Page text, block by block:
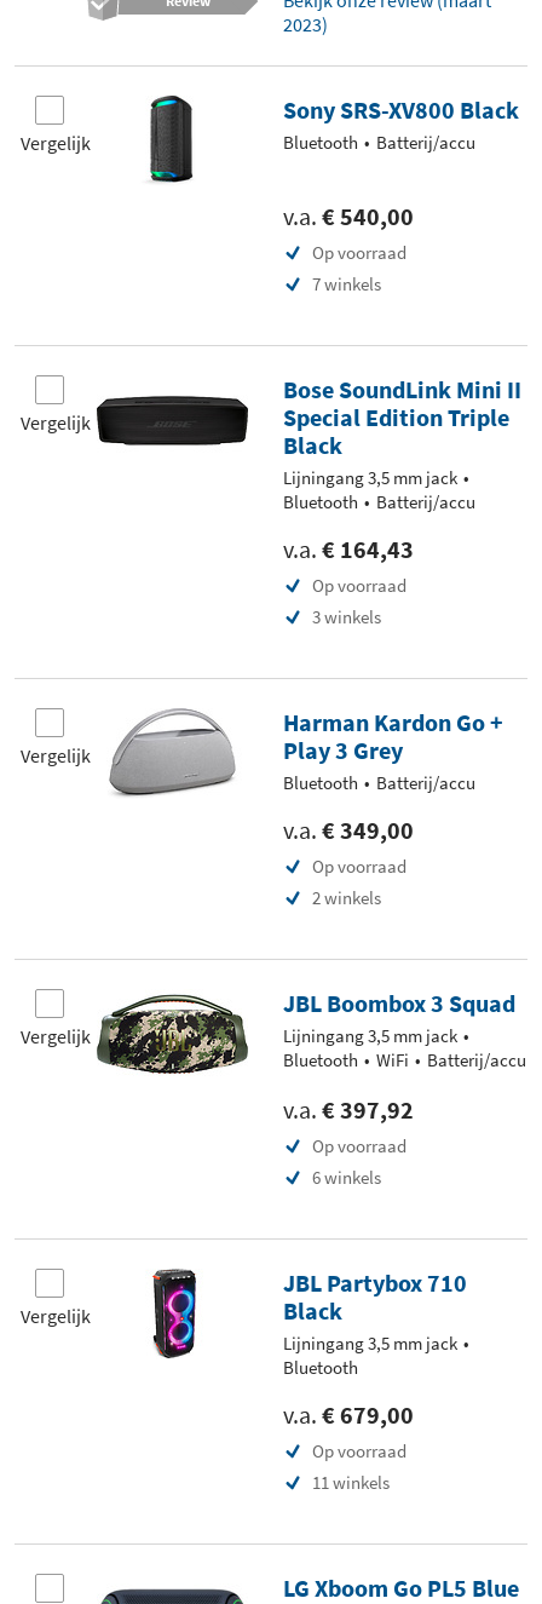
2023)
Vergelijk
Sony SRS-XV800 Black
Bluetooth Batterij/accu
v.a. € 540,00
Op voorraad
7 winkels
Vergelijk
Bose SoundLink Mini II
Special Edition Triple
Black
Lijningang 3,5 mm jack
Bluetooth
Batterij/accu
v.a. € 164,43
Op voorraad
3 winkels
Vergelijk
Harman Kardon Go +
Play 3 Grey
Bluetooth Batterij/accu
v.a. € 349,00
Op voorraad
2 winkels
Vergelijk
JBL Boombox 3 Squad
Lijningang 3,5 mm jack
Bluetooth
WiFi Batterij/accu
v.a. € 397,92
Op voorraad
6 winkels
Vergelijk
JBL Partybox 710
Black
Lijningang 3,5 mm jack
Bluetooth
v.a. € 679,00
Op voorraad
11 winkels
LG Xboom Go PL5 Blue